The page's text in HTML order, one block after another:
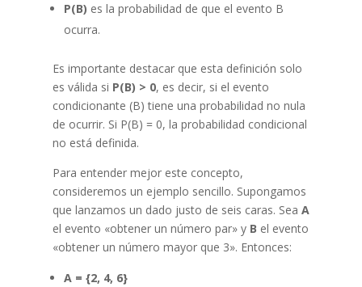
P(B) es la probabilidad de que el evento B
ocurra.
Es importante destacar que esta definición solo
es válida si P(B) > 0, es decir, si el evento
condicionante (B) tiene una probabilidad no nula
de ocurrir. Si P(B) = 0, la probabilidad condicional
no está definida.
Para entender mejor este concepto,
consideremos un ejemplo sencillo. Supongamos
que lanzamos un dado justo de seis caras. Sea A
el evento «obtener un número par» y B el evento
«obtener un número mayor que 3». Entonces:
A = {2, 4, 6}